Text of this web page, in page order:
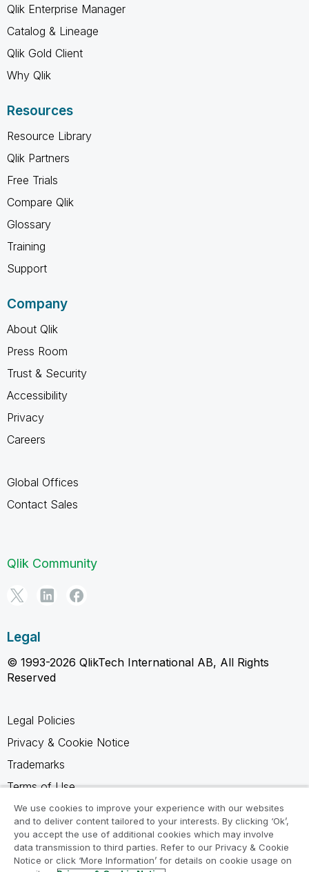
Qlik Enterprise Manager
Catalog & Lineage
Qlik Gold Client
Why Qlik
Resources
Resource Library
Qlik Partners
Free Trials
Compare Qlik
Glossary
Training
Support
Company
About Qlik
Press Room
Trust & Security
Accessibility
Privacy
Careers
Global Offices
Contact Sales
Qlik Community
Legal
© 1993-2026 QlikTech International AB, All Rights
Reserved
Legal Policies
Privacy & Cookie Notice
Trademarks
Terms of Use
Legal Agreements
Product Terms
Do not share my info
We use cookies to improve your experience with our websites
and to deliver content tailored to your interests. By clicking ‘Ok’,
you accept the use of additional cookies which may involve
data transmission to third parties. Refer to our Privacy & Cookie
Notice or click ‘More Information’ for details on cookie usage on